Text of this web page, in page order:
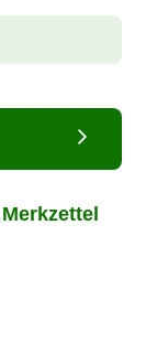
Merkzettel